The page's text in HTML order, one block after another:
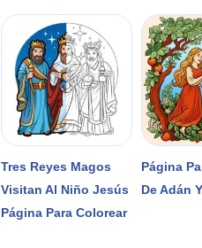
Tres Reyes Magos
Visitan Al Niño Jesús
Página Para Colorear
Página
De Adán